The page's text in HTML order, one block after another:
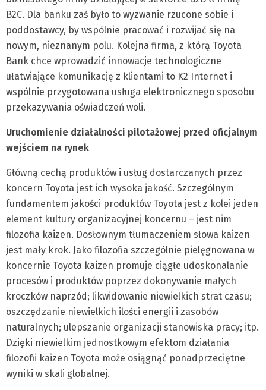
B2C. Dla banku zaś było to wyzwanie rzucone sobie i
poddostawcy, by wspólnie pracować i rozwijać się na
nowym, nieznanym polu. Kolejna firma, z którą Toyota
Bank chce wprowadzić innowacje technologiczne
ułatwiające komunikację z klientami to K2 Internet i
wspólnie przygotowana usługa elektronicznego sposobu
przekazywania oświadczeń woli.
Uruchomienie działalności pilotażowej przed oficjalnym
wejściem na rynek
Główną cechą produktów i usług dostarczanych przez
koncern Toyota jest ich wysoka jakość. Szczególnym
fundamentem jakości produktów Toyota jest z kolei jeden
element kultury organizacyjnej koncernu – jest nim
filozofia kaizen. Dosłownym tłumaczeniem słowa kaizen
jest mały krok. Jako filozofia szczególnie pielęgnowana w
koncernie Toyota kaizen promuje ciągłe udoskonalanie
procesów i produktów poprzez dokonywanie małych
kroczków naprzód; likwidowanie niewielkich strat czasu;
oszczędzanie niewielkich ilości energii i zasobów
naturalnych; ulepszanie organizacji stanowiska pracy; itp.
Dzięki niewielkim jednostkowym efektom działania
filozofii kaizen Toyota może osiągnąć ponadprzeciętne
wyniki w skali globalnej.